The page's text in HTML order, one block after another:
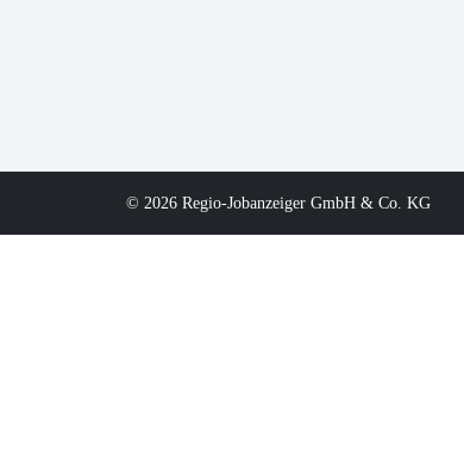
© 2026 Regio-Jobanzeiger GmbH & Co. KG